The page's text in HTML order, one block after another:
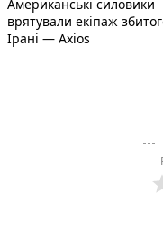
записів
Американські силовики
врятували екіпаж
Ірані — Axios